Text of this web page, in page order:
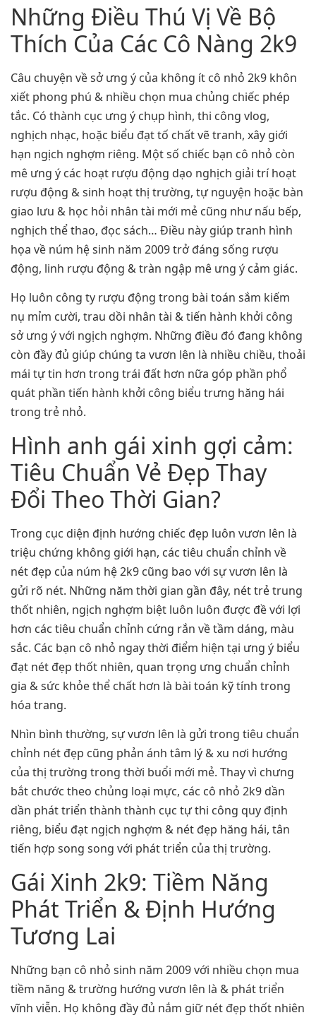
Những Điều Thú Vị Về Bộ
Thích Của Các Cô Nàng 2k9
Câu chuyện về sở ưng ý của không ít cô nhỏ 2k9 khôn
xiết phong phú & nhiều chọn mua chủng chiếc phép
tắc. Có thành cục ưng ý chụp hình, thi công vlog,
nghịch nhạc, hoặc biểu đạt tố chất vẽ tranh, xây giới
hạn ngịch nghợm riêng. Một số chiếc bạn cô nhỏ còn
mê ưng ý các hoạt rượu động dạo nghịch giải trí hoạt
rượu động & sinh hoạt thị trường, tự nguyện hoặc bàn
giao lưu & học hỏi nhân tài mới mẻ cũng như nấu bếp,
nghịch thể thao, đọc sách… Điều này giúp tranh hình
họa về núm hệ sinh năm 2009 trở đáng sống rượu
động, linh rượu động & tràn ngập mê ưng ý cảm giác.
Họ luôn công ty rượu động trong bài toán sắm kiếm
nụ mỉm cười, trau dồi nhân tài & tiến hành khởi công
sở ưng ý với ngịch nghợm. Những điều đó đang không
còn đầy đủ giúp chúng ta vươn lên là nhiều chiều, thoải
mái tự tin hơn trong trái đất hơn nữa góp phần phổ
quát phần tiến hành khởi công biểu trưng hăng hái
trong trẻ nhỏ.
Hình anh gái xinh gợi cảm:
Tiêu Chuẩn Vẻ Đẹp Thay
Đổi Theo Thời Gian?
Trong cục diện định hướng chiếc đẹp luôn vươn lên là
triệu chứng không giới hạn, các tiêu chuẩn chỉnh về
nét đẹp của núm hệ 2k9 cũng bao với sự vươn lên là
gửi rõ nét. Những năm thời gian gần đây, nét trẻ trung
thốt nhiên, ngịch nghợm biệt luôn luôn được đề với lợi
hơn các tiêu chuẩn chỉnh cứng rắn về tầm dáng, màu
sắc. Các bạn cô nhỏ ngay thời điểm hiện tại ưng ý biểu
đạt nét đẹp thốt nhiên, quan trọng ưng chuẩn chỉnh
gia & sức khỏe thể chất hơn là bài toán kỹ tính trong
hóa trang.
Nhìn bình thường, sự vươn lên là gửi trong tiêu chuẩn
chỉnh nét đẹp cũng phản ánh tâm lý & xu nơi hướng
của thị trường trong thời buổi mới mẻ. Thay vì chưng
bắt chước theo chủng loại mực, các cô nhỏ 2k9 dần
dần phát triển thành thành cục tự thi công quy định
riêng, biểu đạt ngịch nghợm & nét đẹp hăng hái, tân
tiến hợp song song với phát triển của thị trường.
Gái Xinh 2k9: Tiềm Năng
Phát Triển & Định Hướng
Tương Lai
Những bạn cô nhỏ sinh năm 2009 với nhiều chọn mua
tiềm năng & trường hướng vươn lên là & phát triển
vĩnh viễn. Họ không đầy đủ nắm giữ nét đẹp thốt nhiên